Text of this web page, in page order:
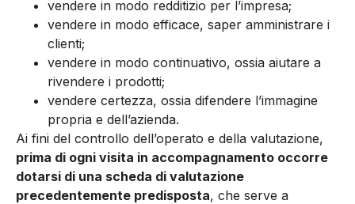
vendere in modo redditizio per l’impresa;
vendere in modo efficace, saper amministrare i
clienti;
vendere in modo continuativo, ossia aiutare a
rivendere i prodotti;
vendere certezza, ossia difendere l’immagine
propria e dell’azienda.
Ai fini del controllo dell’operato e della valutazione,
prima di ogni visita in accompagnamento occorre
dotarsi di una scheda di valutazione
precedentemente predisposta, che serve a